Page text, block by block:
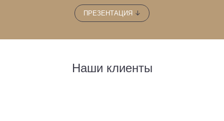
ПРЕЗЕНТАЦИЯ ↓
Наши клиенты